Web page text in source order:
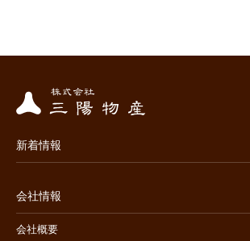
新着情報
会社情報
会社概要